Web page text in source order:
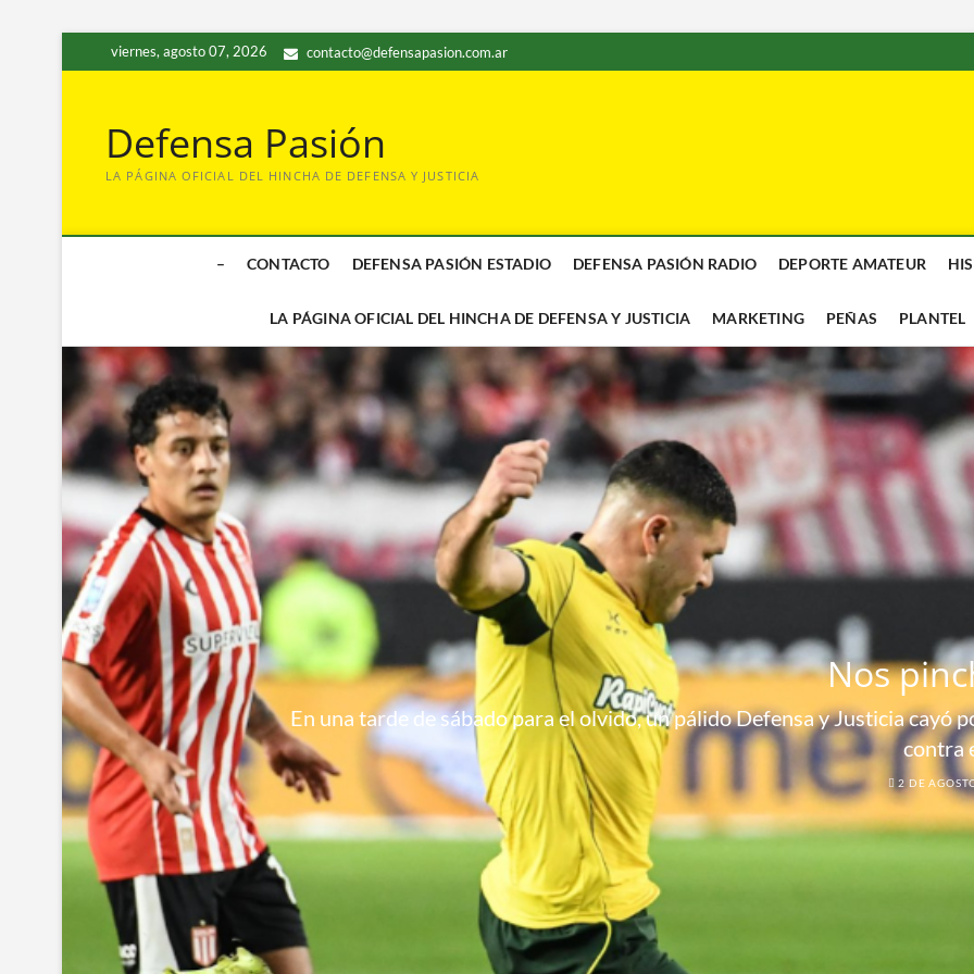
al
viernes, agosto 07, 2026 contacto@defensapasion.com.ar
Defensa Pasión
LA PÁGINA OFICIAL DEL HINCHA DE DEFENSA Y JUSTICIA
– CONTACTO DEFENSA PASIÓN ESTADIO DEFENSA PASIÓN RADIO DEPORTE AMATEUR
LA PÁGINA OFICIAL DEL HINCHA DE DEFENSA Y JUSTICIA MARKETING PEÑAS PLANTEL
Nos
En una tarde de sábado para el olvido, un pálido Defensa y Justicia cayó
contra
2 DE